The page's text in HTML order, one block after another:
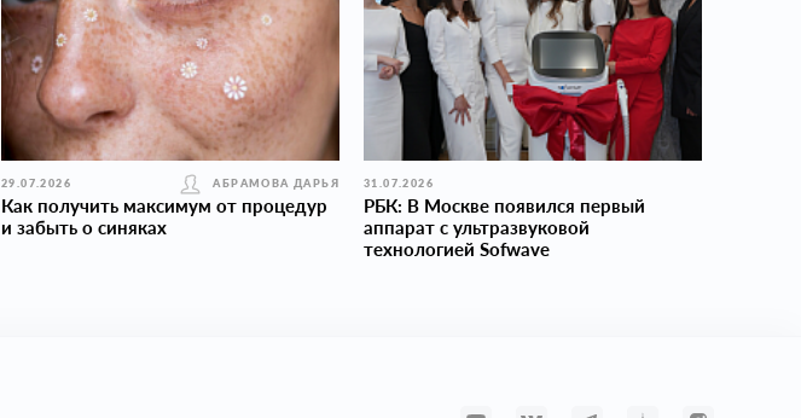
29.07.2026 АБРАМОВА ДАРЬЯ
Как получить максимум от процедур
и забыть о синяках
31.07.2026
РБК: В Москве появился первый
аппарат с ультразвуковой
технологией Sofwave